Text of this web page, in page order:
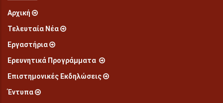
Αρχική
Τελευταία Νέα
Εργαστήρια
Ερευνητικά Προγράμματα
Επιστημονικές Εκδηλώσεις
Έντυπα